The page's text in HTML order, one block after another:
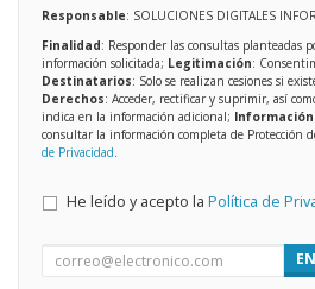
Responsable: SOLUCIONES DIGITALES
Finalidad: Responder las consultas planteadas
información solicitada; Legitimación:
Destinatarios: Solo se realizan cesiones si
Derechos: Acceder, rectificar y suprimir, así
indica en la información adicional;
consultar la información completa de Protección
de Privacidad.
He leído y acepto la Política de